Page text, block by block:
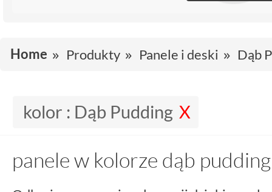
Home Produkty Panele i deski Dąb
kolor : Dąb Pudding
panele w kolorze dąb pudding